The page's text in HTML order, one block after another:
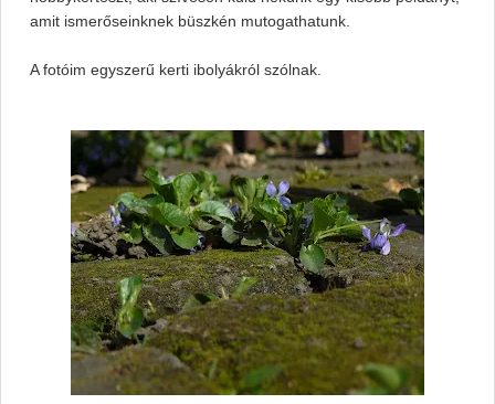
amit ismerőseinknek büszkén mutogathatunk.
A fotóim egyszerű kerti ibolyákról szólnak.